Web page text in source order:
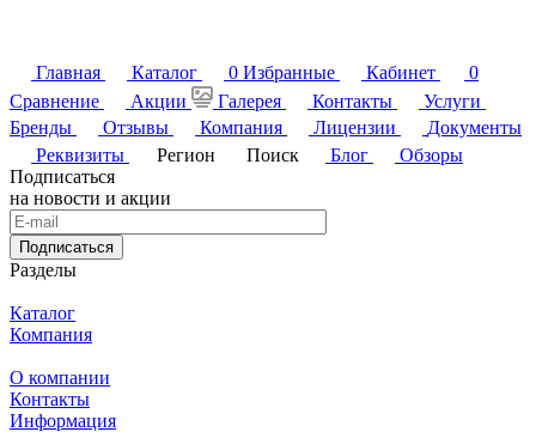
Главная Каталог 0 Избранные Кабинет
0
Сравнение
Акции Галерея Контакты
Услуги
Бренды
Отзывы Компания Лицензии
Документы
Реквизиты
Регион Поиск Блог
Обзоры
Подписаться
на новости и акции
Подписаться
Разделы
Каталог
Компания
О компании
Контакты
Информация